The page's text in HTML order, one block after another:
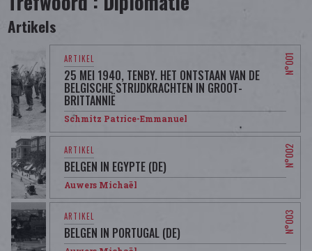
Artikels
25 MEI 1940, TENBY. HET ONTSTAAN VAN DE
BELGISCHE STRIJDKRACHTEN IN GROOT-
BRITTANNIË
Schmitz Patrice-Emmanuel
BELGEN IN EGYPTE (DE)
Auwers Michaël
BELGEN IN PORTUGAL (DE)